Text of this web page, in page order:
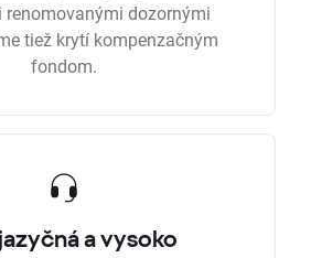
renomovanými dozornými
tiež krytí kompenzačným
fondom.
a vysoko